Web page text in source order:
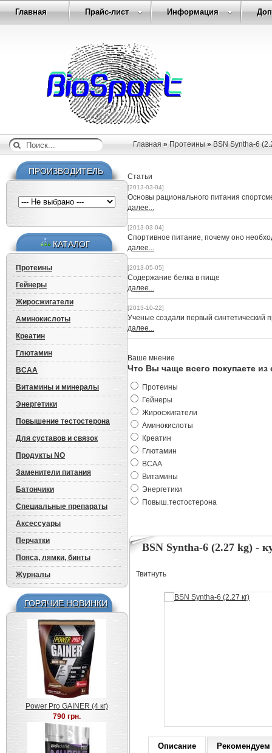
Главная Прайс-лист Информация
Главная » Протеины » BSN Syntha-6
ПРОИЗВОДИТЕЛЬ
КАТАЛОГ
Протеины
Гейнеры
Жиросжигатели
Аминокислоты
Креатин
Глютамин
BCAA
Витамины и минералы
Энергетики
Повышение тестостерона
Для суставов и связок
Продукты NO
Заменители питания
Батончики
Специальные препараты
Аксессуары
Перчатки
Пояса, лямки, бинты
Журналы
ГОРЯЧИЕ НОВИНКИ
Power Pro GAINER (4 кг)
790 грн.
Статьи
[2013-03-04]
Основы рационального питания
далее...
[2013-03-04]
Спортивное питание, почему оно
далее...
[2013-05-05]
Cодержание белка в пище
далее...
[2013-10-22]
Ученые создали первый синтетический
далее...
Ваше мнение
Что Вы чаще всего покупаете из
Протеины
Гейнеры
Жиросжигатели
Аминокислоты
Креатин
Глютамин
BCAA
Витамины
Энергетики
Повыш.тестостерона
BSN Syntha-6 (2.27 kg) -
Твитнуть
Описание Рекомендуем